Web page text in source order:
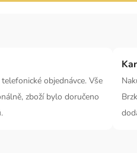
objednávce. Vše
zboží bylo doručeno